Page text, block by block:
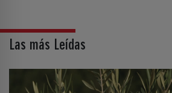
Las más Leídas